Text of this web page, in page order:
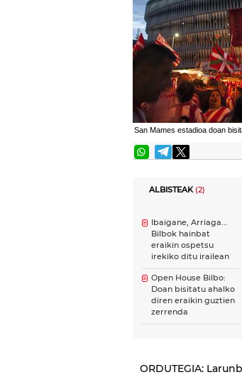
San Mames estadioa doan
ALBISTEAK(2)
Ibaigane, Arriaga...
Bilbok hainbat
eraikin ospetsu
irekiko ditu irailean
Open House Bilbo:
Doan bisitatu ahalko
diren eraikin guztien
zerrenda
ORDUTEGIA: